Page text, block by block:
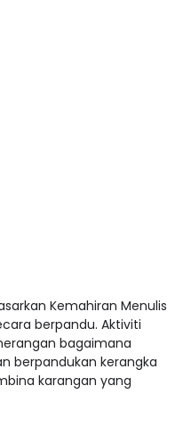
Kemahiran Menulis
berpandu. Aktiviti
bagaimana
berpandukan kerangka
karangan yang